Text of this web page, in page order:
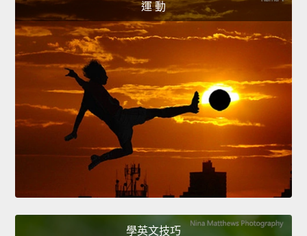
運 動
學英文技巧